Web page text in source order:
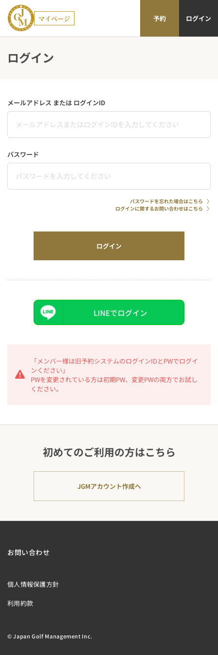
マイページ 予約 ログイン
ログイン
メールアドレス または ログインID
パスワード
パスワードを忘れた場合はこちら
ログインに関するお問い合わせはこちら
ログイン
「メンバー様は旧予約システムのログインIDとPWでログイ
ンください」
PWを変更されている方は初期PW、変更PWの両方でお試し
ください。
初めてのご利用の方はこちら
JGMアカウント作成へ
お問い合わせ
個人情報保護方針
利用約款
© Japan Golf Management Inc.